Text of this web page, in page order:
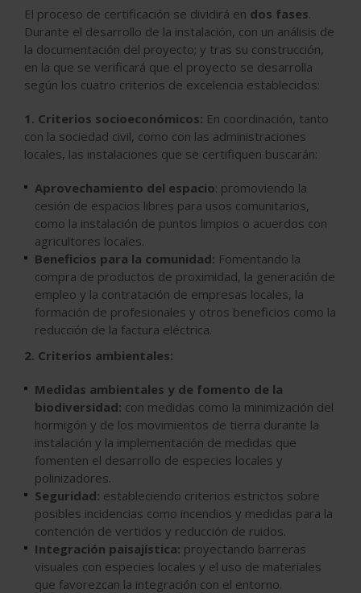
El proceso de certificación se dividirá en dos fases.
Durante el desarrollo de la instalación, con un análisis de
la documentación del proyecto; y tras su construcción,
en la que se verificará que el proyecto se desarrolla
según los cuatro criterios de excelencia establecidos:
1. Criterios socioeconómicos: En coordinación, tanto
con la sociedad civil, como con las administraciones
locales, las instalaciones que se certifiquen buscarán:
Aprovechamiento del espacio: promoviendo la
cesión de espacios libres para usos comunitarios,
como la instalación de puntos limpios o acuerdos con
agricultores locales.
Beneficios para la comunidad: Fomentando la
compra de productos de proximidad, la generación de
empleo y la contratación de empresas locales, la
formación de profesionales y otros beneficios como la
reducción de la factura eléctrica.
2. Criterios ambientales:
Medidas ambientales y de fomento de la
biodiversidad: con medidas como la minimización del
hormigón y de los movimientos de tierra durante la
instalación y la implementación de medidas que
fomenten el desarrollo de especies locales y
polinizadores.
Seguridad: estableciendo criterios estrictos sobre
posibles incidencias como incendios y medidas para la
contención de vertidos y reducción de ruidos.
Integración paisajística: proyectando barreras
visuales con especies locales y el uso de materiales
que favorezcan la integración con el entorno.